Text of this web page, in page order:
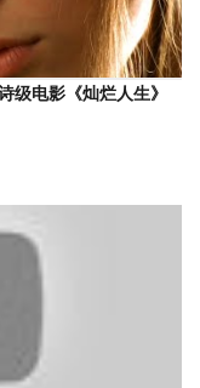
级电影《灿烂人生》